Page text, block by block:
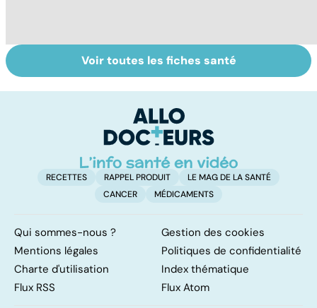
Nécrose : quand
les tissus
Alimentation :
mangeons-nous
protéines ?
Voir toutes les fiches santé
RECETTES RAPPEL PRODUIT
LE MAG DE LA SANTÉ
CANCER
MÉDICAMENTS
Qui sommes-nous ?
Gestion des cookies
Mentions légales
Politiques de confidentialité
Charte d'utilisation
Index thématique
Flux RSS
Flux Atom